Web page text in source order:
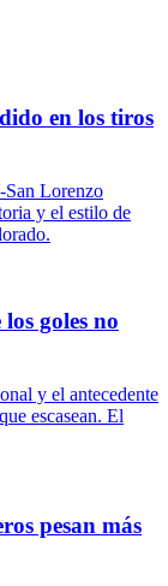
en los tiros
San Lorenzo
y el estilo de
goles no
y el antecedente
escasean. El
pesan más